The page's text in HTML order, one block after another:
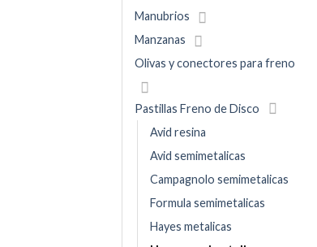
Manubrios
Manzanas
Olivas y conectores para freno
Pastillas Freno de Disco
Avid resina
Avid semimetalicas
Campagnolo semimetalicas
Formula semimetalicas
Hayes metalicas